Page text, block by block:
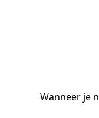
Wanneer je